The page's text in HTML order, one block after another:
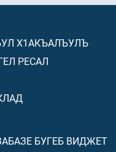
Х1АКЪАЛЪУЛЪ
РЕСАЛ
БУГЕБ ВИДЖЕТ